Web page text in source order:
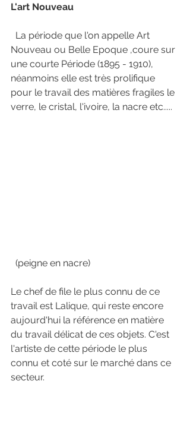
L'art Nouveau
Nouveau ou Belle Epoque ,coure sur
une courte Période (1895 - 1910),
néanmoins elle est très prolifique
pour le travail des matières fragiles le
verre, le cristal, l'ivoire, la nacre etc.....
  (peigne en nacre)
Le chef de file le plus connu de ce
travail est Lalique, qui reste encore
aujourd'hui la référence en matière
du travail délicat de ces objets. C'est
l'artiste de cette période le plus
connu et coté sur le marché dans ce
secteur.